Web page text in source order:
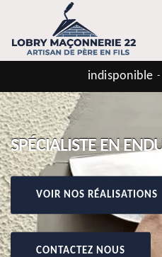
indisponible -
SPÉCIALISTE EN
VOIR NOS RÉALISATIONS
CONTACTEZ NOUS